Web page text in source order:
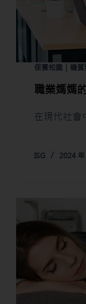
保養知識｜精質
職業媽媽
在現代社會
ISG 2024 年